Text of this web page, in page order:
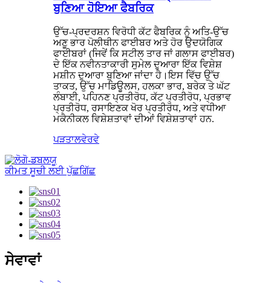
ਬੁਣਿਆ ਹੋਇਆ ਫੈਬਰਿਕ
ਉੱਚ-ਪ੍ਰਦਰਸ਼ਨ ਵਿਰੋਧੀ ਕੱਟ ਫੈਬਰਿਕ ਨੂੰ ਅਤਿ-ਉੱਚ
ਅਣੂ ਭਾਰ ਪੋਲੀਥੀਨ ਫਾਈਬਰ ਅਤੇ ਹੋਰ ਉਦਯੋਗਿਕ
ਫਾਈਬਰਾਂ (ਜਿਵੇਂ ਕਿ ਸਟੀਲ ਤਾਰ ਜਾਂ ਗਲਾਸ ਫਾਈਬਰ)
ਦੇ ਇੱਕ ਨਵੀਨਤਾਕਾਰੀ ਸੁਮੇਲ ਦੁਆਰਾ ਇੱਕ ਵਿਸ਼ੇਸ਼
ਮਸ਼ੀਨ ਦੁਆਰਾ ਬੁਣਿਆ ਜਾਂਦਾ ਹੈ।ਇਸ ਵਿੱਚ ਉੱਚ
ਤਾਕਤ, ਉੱਚ ਮਾਡਿਊਲਸ, ਹਲਕਾ ਭਾਰ, ਬਰੇਕ ਤੇ ਘੱਟ
ਲੰਬਾਈ, ਪਹਿਨਣ ਪ੍ਰਤੀਰੋਧ, ਕੱਟ ਪ੍ਰਤੀਰੋਧ, ਪ੍ਰਭਾਵ
ਪ੍ਰਤੀਰੋਧ, ਰਸਾਇਣਕ ਖੋਰ ਪ੍ਰਤੀਰੋਧ, ਅਤੇ ਵਧੀਆ
ਮਕੈਨੀਕਲ ਵਿਸ਼ੇਸ਼ਤਾਵਾਂ ਦੀਆਂ ਵਿਸ਼ੇਸ਼ਤਾਵਾਂ ਹਨ.
ਪੜਤਾਲਵੇਰਵੇ
ਕੀਮਤ ਸੂਚੀ ਲਈ ਪੁੱਛਗਿੱਛ
ਸੇਵਾਵਾਂ